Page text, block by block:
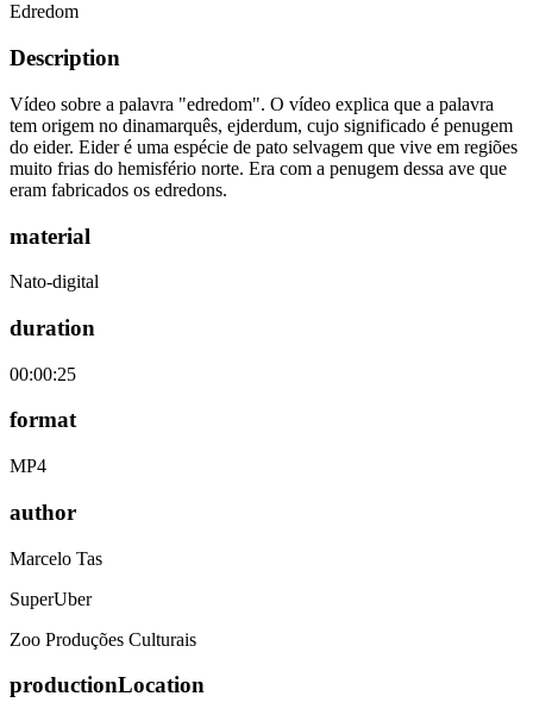
Edredom
Description
Vídeo sobre a palavra "edredom". O vídeo explica que a palavra
tem origem no dinamarquês, ejderdum, cujo significado é penugem
do eider. Eider é uma espécie de pato selvagem que vive em regiões
muito frias do hemisfério norte. Era com a penugem dessa ave que
eram fabricados os edredons.
material
Nato-digital
duration
00:00:25
format
MP4
author
Marcelo Tas
SuperUber
Zoo Produções Culturais
productionLocation